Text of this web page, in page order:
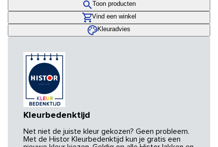
Toon producten
Vind een winkel
Kleuradvies
Kleurbedenktijd
Net niet de juiste kleur gekozen? Geen probleem.
Met de Histor Kleurbedenktijd kun je gratis een